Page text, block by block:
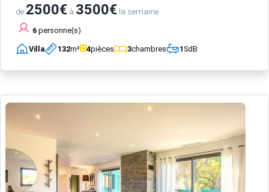
de 2500€ à 3500€ la semaine
6 personne(s)
Villa 132m² 4pièces 3chambres 1SdB